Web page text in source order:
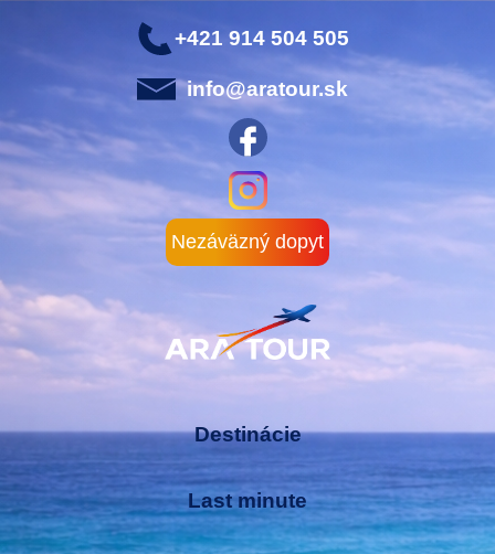
+421 914 504 505
info@aratour.sk
Nezáväzný dopyt
Destinácie
Last minute